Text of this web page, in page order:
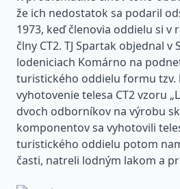
že ich nedostatok sa podaril
1973, keď členovia oddielu si v
člny CT2. TJ Spartak objednal v
lodeniciach Komárno na
turistického oddielu formu tzv.
vyhotovenie telesa CT2 vzoru
dvoch odborníkov na výrobu
komponentov sa vyhotovili
turistického oddielu potom
časti, natreli lodným lakom a